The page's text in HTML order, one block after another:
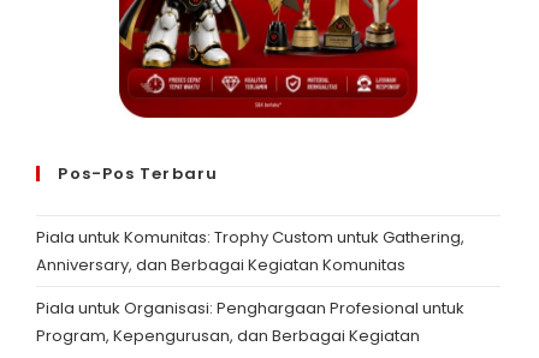
Pos-Pos Terbaru
Piala untuk Komunitas: Trophy Custom untuk Gathering,
Anniversary, dan Berbagai Kegiatan Komunitas
Piala untuk Organisasi: Penghargaan Profesional untuk
Program, Kepengurusan, dan Berbagai Kegiatan